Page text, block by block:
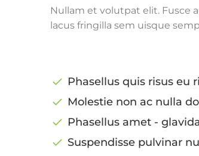
Nullam et volutpat elit. Fusce
lacus fringilla sem uisque
Phasellus quis risus eu
Molestie non ac nulla
Phasellus amet -
Suspendisse pulvinar